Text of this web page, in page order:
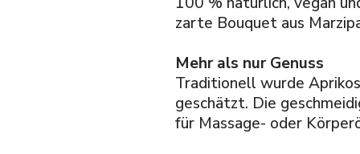
zarte Bouquet aus
Mehr als nur Genuss
Traditionell wurde
geschätzt. Die
für Massage- oder